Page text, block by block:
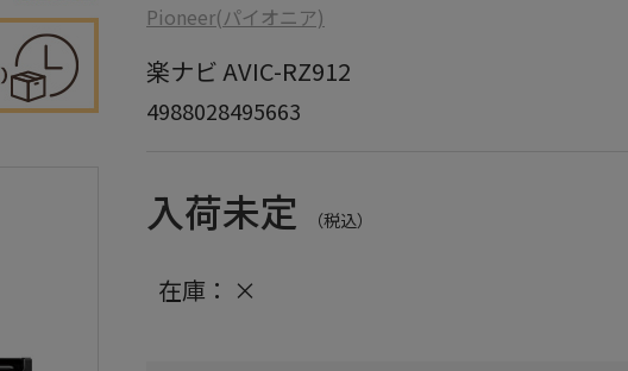
Pioneer(パイオニア)
楽ナビ AVIC-RZ912
4988028495663
入荷未定 （税込）
在庫： ×